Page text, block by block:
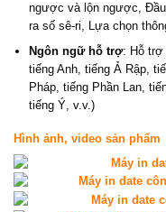
ngược và lộn ngược,
ra số sê-ri, Lựa chọn
Ngôn ngữ hỗ trợ: Hỗ trợ
tiếng Anh, tiếng Ả Rập,
Pháp, tiếng Phần Lan,
tiếng Ý, v.v.)
Hình ảnh, video sản phẩm